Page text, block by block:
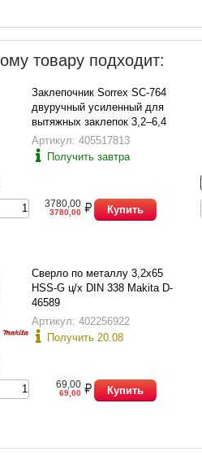
товару подходит:
Заклепочник Sorrex SC-764
двуручный усиленный для
вытяжных заклепок 3,2–6,4
мм (3,2; 4, 4,8 и 6,4мм)
Артикул: 405517813
Получить завтра
3780,00
3780,00 Купить
Сверло по металлу 3,2х65
HSS-G ц/х DIN 338 Makita D-
46589
Артикул: 402256922
Получить 20.08
69,00
69,00 Купить